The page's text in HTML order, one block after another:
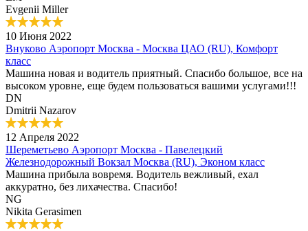
Evgenii Miller
10 Июня 2022
Внуково Аэропорт Москва - Москва ЦАО (RU), Комфорт
класс
Машина новая и водитель приятный. Спасибо большое, все на
высоком уровне, еще будем пользоваться вашими услугами!!!
DN
Dmitrii Nazarov
12 Апреля 2022
Шереметьево Аэропорт Москва - Павелецкий
Железнодорожный Вокзал Москва (RU), Эконом класс
Машина прибыла вовремя. Водитель вежливый, ехал
аккуратно, без лихачества. Спасибо!
NG
Nikita Gerasimen